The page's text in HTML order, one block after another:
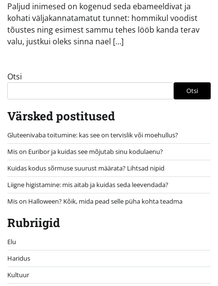
Paljud inimesed on kogenud seda ebameeldivat ja
kohati väljakannatamatut tunnet: hommikul voodist
tõustes ning esimest sammu tehes lööb kanda terav
valu, justkui oleks sinna nael […]
Otsi
Otsi
Värsked postitused
Gluteenivaba toitumine: kas see on tervislik või moehullus?
Mis on Euribor ja kuidas see mõjutab sinu kodulaenu?
Kuidas kodus sõrmuse suurust määrata? Lihtsad nipid
Liigne higistamine: mis aitab ja kuidas seda leevendada?
Mis on Halloween? Kõik, mida pead selle püha kohta teadma
Rubriigid
Elu
Haridus
Kultuur